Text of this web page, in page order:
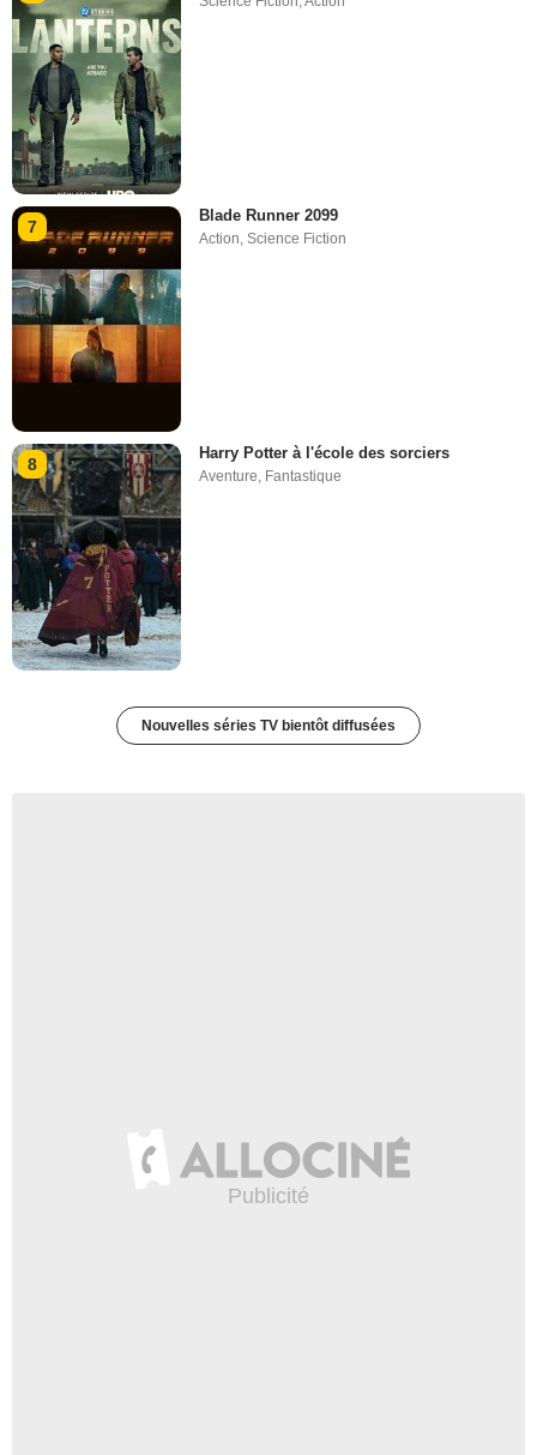
7
Blade Runner 2099
Action,Science Fiction
8
Harry Potter à l'école des sorciers
Aventure, Fantastique
Nouvelles séries TV bientôt diffusées